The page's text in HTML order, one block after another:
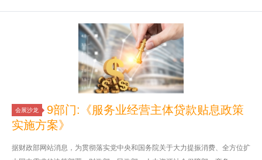
会展沙龙
9部门:《服务业经营主体贷款贴息政策
实施方案》
据财政部网站消息，为贯彻落实党中央和国务院关于大力提振消费、全方位扩